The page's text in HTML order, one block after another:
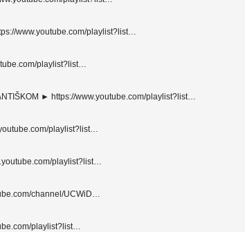
www.youtube.com/playlist?list…
playlist?list…
► https://www.youtube.com/playlist?list…
playlist?list…
playlist?list…
channel/UCWiD…
playlist?list…